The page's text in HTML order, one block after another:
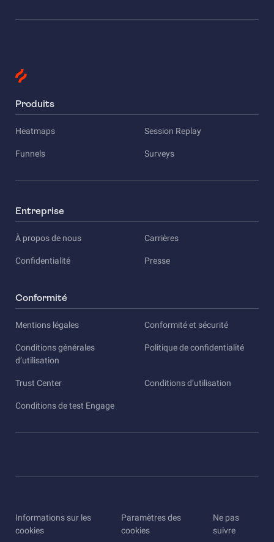
Produits
Heatmaps Session Replay
Funnels Surveys
Entreprise
À propos de nous Carrières
Confidentialité Presse
Conformité
Mentions légales Conformité et sécurité
Conditions générales
d’utilisation
Politique de confidentialité
Trust Center Conditions d’utilisation
Conditions de test Engage
Informations sur les
cookies
Paramètres des
cookies
Ne pas
suivre